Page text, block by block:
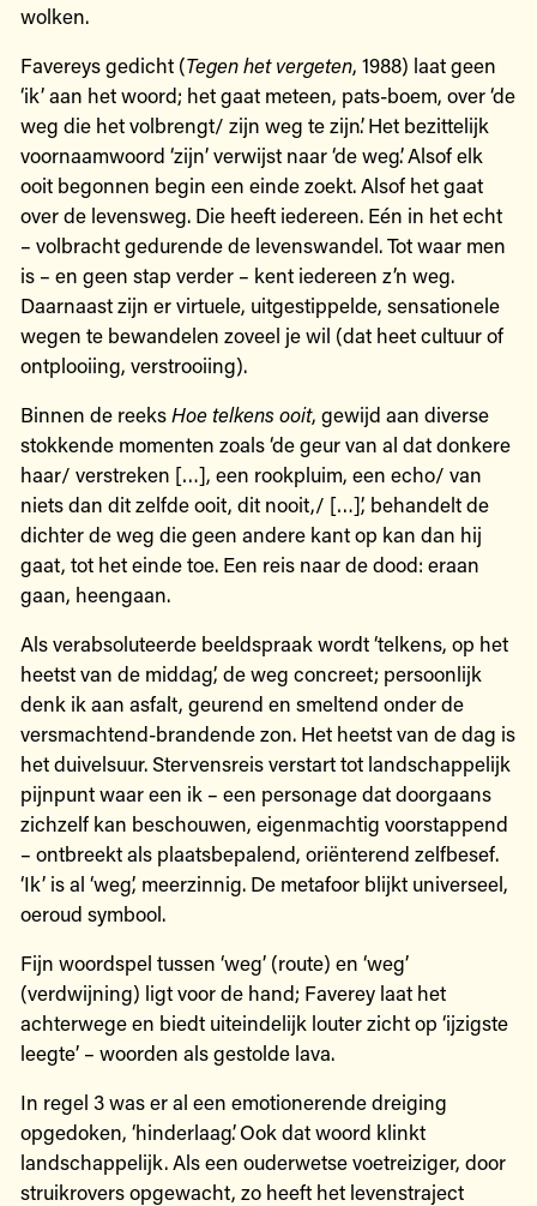
wolken.
Favereys gedicht (Tegenhet vergeten, 1988) laat geen
‘ik’ aan het woord; het gaat meteen, pats-boem, over ‘de
weg die het volbrengt/ zijn weg te zijn’. Het bezittelijk
voornaamwoord ‘zijn’ verwijst naar ‘de weg’. Alsof elk
ooit begonnen begin een einde zoekt. Alsof het gaat
over de levensweg. Die heeft iedereen. Eén in het echt
– volbracht gedurende de levenswandel. Tot waar men
is – en geen stap verder – kent iedereen z’n weg.
Daarnaast zijn er virtuele, uitgestippelde, sensationele
wegen te bewandelen zoveel je wil (dat heet cultuur of
ontplooiing, verstrooiing).
Binnen de reeksHoe telkens ooit, gewijd aan diverse
stokkende momenten zoals ‘de geur van al dat donkere
haar/ verstreken […], een rookpluim, een echo/ van
niets dan dit zelfde ooit, dit nooit,/ […]’, behandelt de
dichter de weg die geen andere kant op kan dan hij
gaat, tot het einde toe. Een reis naar de dood: eraan
gaan, heengaan.
Als verabsoluteerde beeldspraak wordt ‘telkens, op het
heetst van de middag’, de weg concreet; persoonlijk
denk ik aan asfalt, geurend en smeltend onder de
versmachtend-­brandende zon. Het heetst van de dag is
het duivelsuur. Stervensreis verstart tot landschappelijk
pijnpunt waar een ik – een personage dat doorgaans
zichzelf kan beschouwen, eigenmachtig voorstappend
– ontbreekt als plaatsbepalend, oriënterend zelfbesef.
‘Ik’ is al ‘weg’, meerzinnig. De metafoor blijkt universeel,
oeroud symbool.
Fijn woordspel tussen ‘weg’ (route) en ‘weg’
(verdwijning) ligt voor de hand; Faverey laat het
achterwege en biedt uiteindelijk louter zicht op ‘ijzigste
leegte’ – woorden als gestolde lava.
In regel 3 was er al een emotionerende dreiging
opgedoken, ‘hinderlaag’. Ook dat woord klinkt
landschappelijk. Als een ouderwetse voetreiziger, door
struikrovers opgewacht, zo heeft het levenstraject